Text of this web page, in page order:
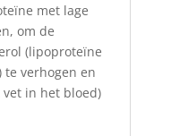
met lage
om de
(lipoproteïne
te verhogen en
in het bloed)